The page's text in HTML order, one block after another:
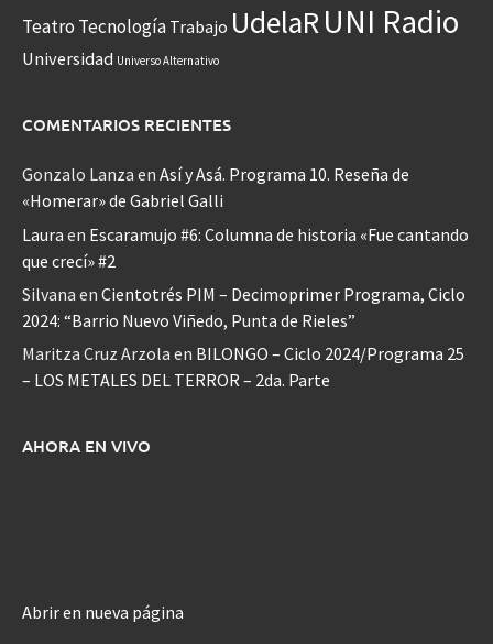
Teatro Tecnología Trabajo UdelaRUNI Radio
Universidad Universo Alternativo
COMENTARIOS RECIENTES
Gonzalo Lanza en Así y Asá. Programa 10. Reseña de
«Homerar» de Gabriel Galli
Laura en Escaramujo #6: Columna de historia «Fue cantando
que crecí» #2
Silvana en Cientotrés PIM – Decimoprimer Programa, Ciclo
2024: “Barrio Nuevo Viñedo, Punta de Rieles”
Maritza Cruz Arzola en BILONGO – Ciclo 2024/Programa 25
– LOS METALES DEL TERROR – 2da. Parte
AHORA EN VIVO
Abrir en nueva página